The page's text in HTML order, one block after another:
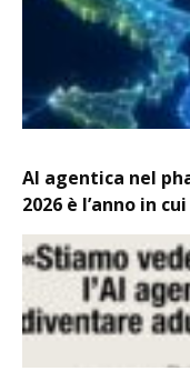
AI agentica nel
2026 è l’anno in